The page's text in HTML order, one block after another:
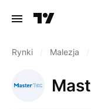
Rynki Malezja